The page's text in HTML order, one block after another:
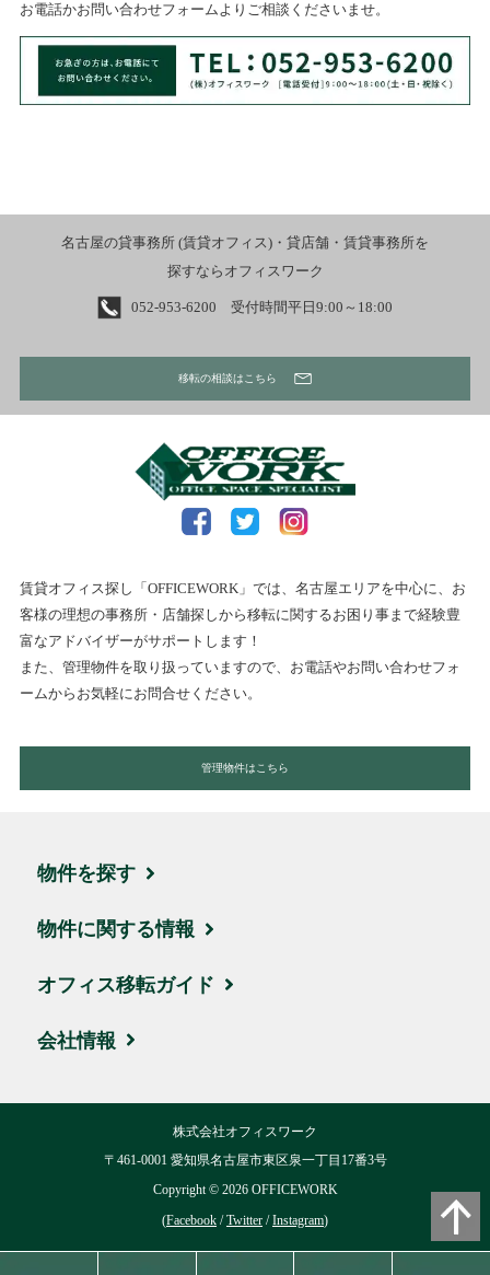
お電話かお問い合わせフォームよりご相談くださいませ。
名古屋の貸事務所 (賃貸オフィス)・貸店舗・賃貸事務所を
探すならオフィスワーク
052-953-6200 受付時間平日9:00～18:00
移転の相談はこちら
賃貸オフィス探し「OFFICEWORK」では、名古屋エリアを中心に、お
客様の理想の事務所・店舗探しから移転に関するお困り事まで経験豊
富なアドバイザーがサポートします！
また、管理物件を取り扱っていますので、お電話やお問い合わせフォ
ームからお気軽にお問合せください。
管理物件はこちら
物件を探す
エリア・住所から探す
駅名・沿線から探す
地図から探す
ハイグレード物件
物件に関する情報
ブログ
取引実績・お客様の声
オフィス移転ガイド
お引越しの流れ
移転費用について
よくある質問
会社情報
ブログ
株式会社オフィスワーク
〒461-0001 愛知県名古屋市東区泉一丁目17番3号
Copyright © 2026OFFICEWORK
(Facebook /Twitter /Instagram)